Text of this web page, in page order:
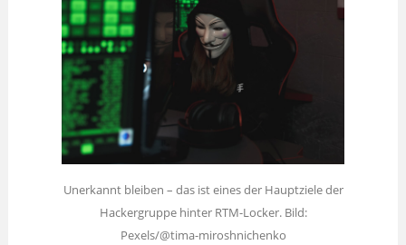
Unerkannt bleiben – das ist eines der Hauptziele der
Hackergruppe hinter RTM-Locker. Bild:
Pexels/@tima-miroshnichenko